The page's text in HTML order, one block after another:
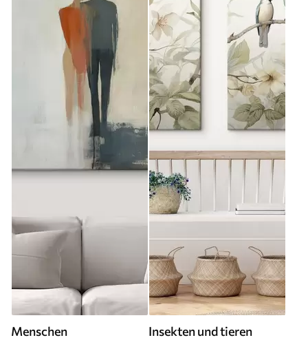
Menschen Insekten und tieren